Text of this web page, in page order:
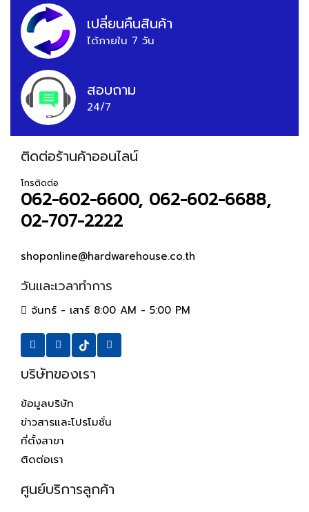
เปลี่ยนคืนสินค้า
ได้ภายใน 7 วัน
สอบถาม
24/7
ติดต่อร้านค้าออนไลน์
โทรติดต่อ
062-602-6600, 062-602-6688,
02-707-2222
shoponline@hardwarehouse.co.th
วันและเวลาทำการ
จันทร์ - เสาร์ 8:00 AM - 5:00 PM
บริษัทของเรา
ข้อมูลบริษัท
ข่าวสารและโปรโมชั่น
ที่ตั้งสาขา
ติดต่อเรา
ศูนย์บริการลูกค้า